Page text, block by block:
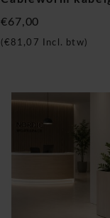
€67,00
(€81,07 Incl. btw)